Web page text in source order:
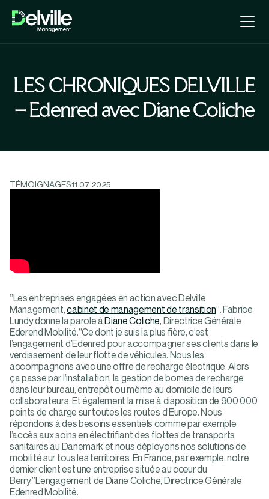
LES CHRONIQUES DELVILLE
– Edenred avec Diane Coliche
TÉMOIGNAGES11.07.2025
”Les entreprises engagées en action avec Delville
Management,cabinet de management de transition“. Fabrice
Lundy donne la parole àDiane Coliche, Directrice Générale
Ederend Mobilité.”Ce dont je suis la plus fière, c’est
l’engagement d’Edenred pour accompagner ses clients dans le
verdissement de leur flotte de véhicules. Nous les
accompagnons avec une offre de recharge électrique. Alors
ça passe par l’installation, la gestion de bornes de recharge
dans leur bureau, entrepôt ou même au domicile de leurs
collaborateurs. Et également la mise à disposition de 900 000
points de charge sur toutes les routes d’Europe. Nous
répondons à des besoins essentiels comme par exemple
l’accès aux soins en électrifiant des flottes de transports
sanitaires au Danemark et nous déployons nos solutions de
mobilité sur tous les territoires. En France, par exemple, notre
dernier client est une entreprise située au cœur du
Berry.”L’engagement de Diane Coliche, Directrice Générale
Edenred Mobilité.